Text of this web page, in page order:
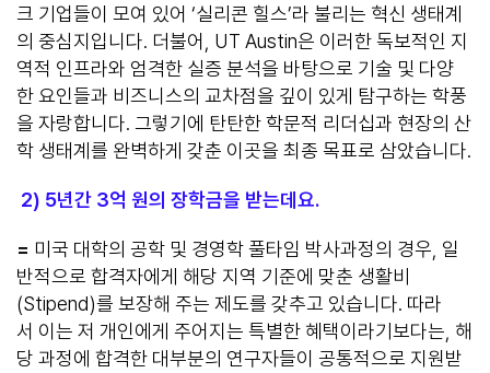
크 기업들이 모여 있어 ‘실리콘 힐스’라 불리는 혁신 생태계
의 중심지입니다. 더불어, UT Austin은 이러한 독보적인 지
역적 인프라와 엄격한 실증 분석을 바탕으로 기술 및 다양
한 요인들과 비즈니스의 교차점을 깊이 있게 탐구하는 학풍
을 자랑합니다. 그렇기에 탄탄한 학문적 리더십과 현장의 산
학 생태계를 완벽하게 갖춘 이곳을 최종 목표로 삼았습니다.
2) 5년간 3억 원의 장학금을 받는데 요.
= 미국 대학의 공학 및 경영학 풀타임 박사과정의 경우, 일
반적으로 합격자에게 해당 지역 기준에 맞춘 생활비
(Stipend)를 보장해 주는 제도를 갖추고 있습니다. 따라
서 이는 저 개인에게 주어지는 특별한 혜택이라기보다는, 해
당 과정에 합격한 대부분의 연구자들이 공통적으로 지원받